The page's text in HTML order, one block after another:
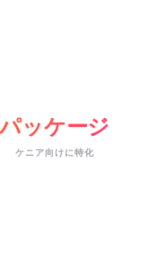
パッケージ
ケニア向けに特化